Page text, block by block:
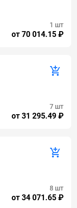
от 70 014.15 ₽
1 шт
от 31 295.49 ₽
7 шт
от 34 071.65 ₽
8 шт